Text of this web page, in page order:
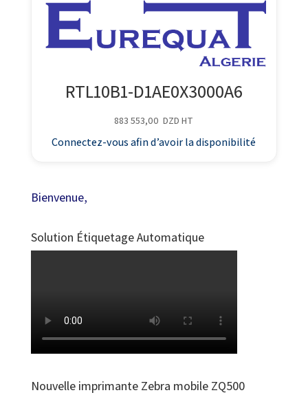
RTL10B1-D1AE0X3000A6
883 553,00 DZD HT
Connectez-vous afin d’avoir la disponibilité
Bienvenue,
Solution Étiquetage Automatique
Nouvelle imprimante Zebra mobile ZQ500